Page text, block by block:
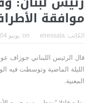
موافقة
الكاتب: elressala
on: يونيو 04, 2026
قال الرئيس اللبناني جوزاف
المعنية.